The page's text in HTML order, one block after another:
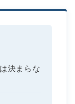
決まらな